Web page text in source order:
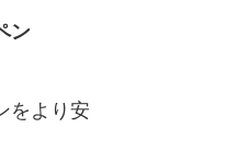
ン
をより安